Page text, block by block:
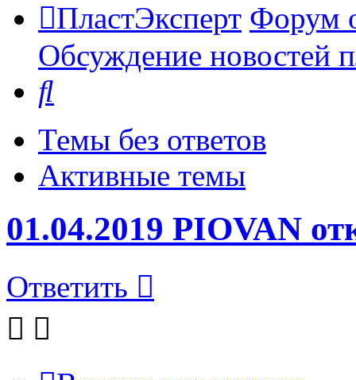
ПластЭксперт Форум
Обсуждение новостей
Темы без ответов
Активные темы
01.04.2019 PIOVAN
Ответить